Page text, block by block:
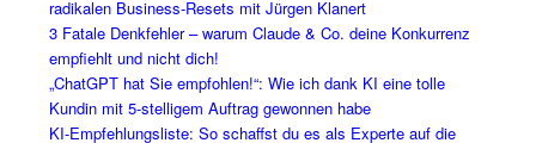
radikalen Business-Resets mit Jürgen Klanert
3 Fatale Denkfehler – warum Claude & Co. deine Konkurrenz
empfiehlt und nicht dich!
„ChatGPT hat Sie empfohlen!“: Wie ich dank KI eine tolle
Kundin mit 5-stelligem Auftrag gewonnen habe
KI-Empfehlungsliste: So schaffst du es als Experte auf die